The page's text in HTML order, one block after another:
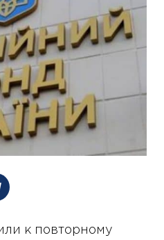
к повторному